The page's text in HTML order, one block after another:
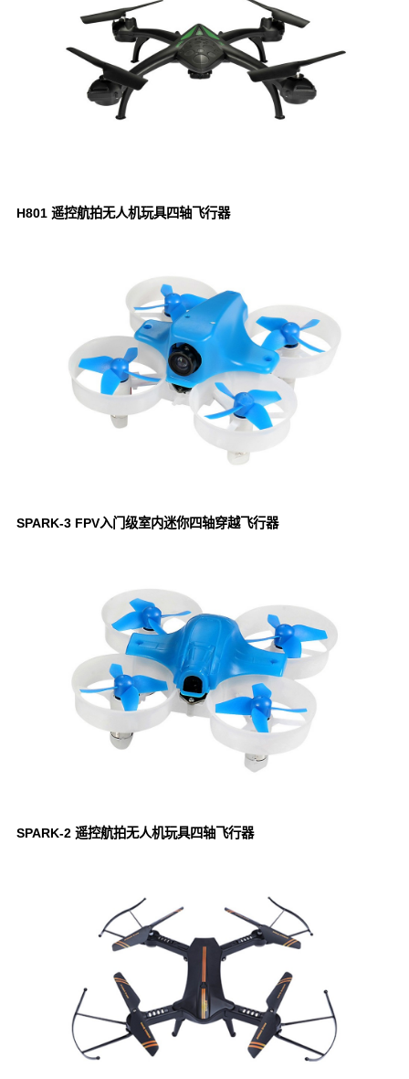
H801 遥控航拍无人机玩具四轴飞行器
SPARK-3 FPV入门级室内迷你四轴穿越飞行器
SPARK-2 遥控航拍无人机玩具四轴飞行器